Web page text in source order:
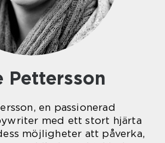
Pettersson
en passionerad
med ett stort hjärta
möjligheter att påverka,